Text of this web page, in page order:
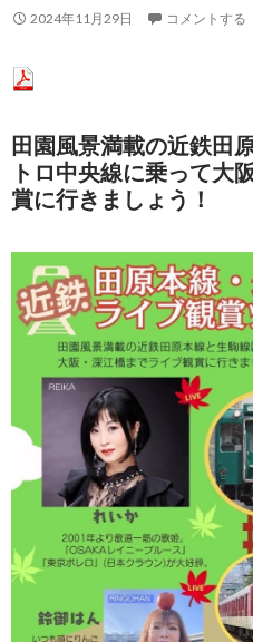
2024年11月29日 コメントする
田園風景満載の近鉄田
トロ中央線に乗って大
賞に行きましょう！